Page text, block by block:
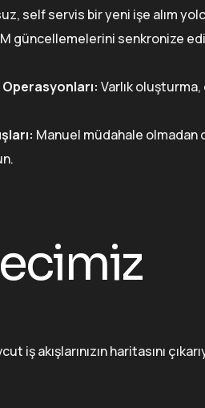
self servis bir yeni işe alım
güncellemelerini senkronize
Varlık
Manuel müdahale
iş akışlarınızın haritasını